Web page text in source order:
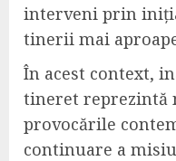
interveni prin
tinerii mai
În acest context,
tineret reprezintă
provocările
continuare a